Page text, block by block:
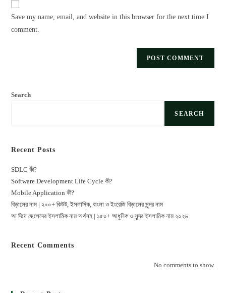
Save my name, email, and website in this browser for the next time I
comment.
Search
SEARCH
Recent Posts
SDLC কী?
Software Development Life Cycle কী?
Mobile Application কী?
বিড়ালের নাম | ২০০+ কিউট, ইসলামিক, বাংলা ও ইংরেজি বিড়ালের সুন্দর নাম
আ দিয়ে ছেলেদের ইসলামিক নাম অর্থসহ | ১৫০+ আধুনিক ও সুন্দর ইসলামিক নাম ২০২৬
Recent Comments
No comments to show.